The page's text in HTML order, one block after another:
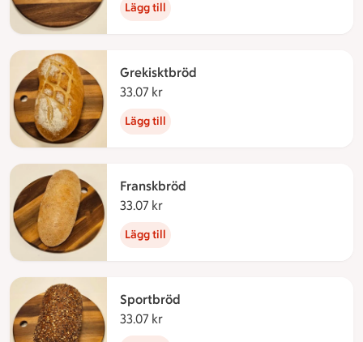
Lägg till
Grekisktbröd
33.07 kr
Lägg till
Franskbröd
33.07 kr
Lägg till
Sportbröd
33.07 kr